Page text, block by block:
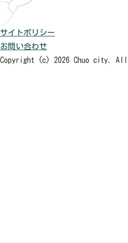
サイトポリシー
お問い合わせ
Copyright (c) 2026 Chuo city. All